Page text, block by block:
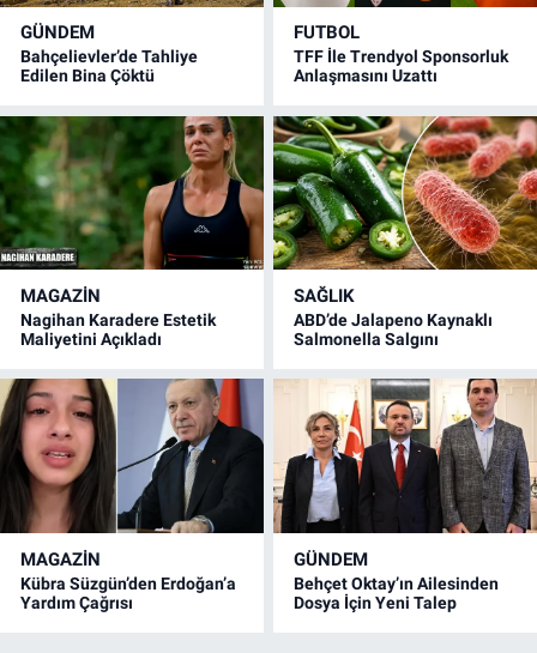
GÜNDEM
Bahçelievler’de Tahliye
Edilen Bina Çöktü
FUTBOL
TFF İle Trendyol Sponsorluk
Anlaşmasını Uzattı
MAGAZİN
Nagihan Karadere Estetik
Maliyetini Açıkladı
SAĞLIK
ABD’de Jalapeno Kaynaklı
Salmonella Salgını
MAGAZİN
Kübra Süzgün’den Erdoğan’a
Yardım Çağrısı
GÜNDEM
Behçet Oktay’ın Ailesinden
Dosya İçin Yeni Talep